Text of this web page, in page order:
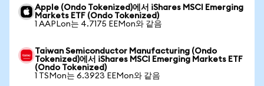
Apple (Ondo Tokenized)에서 iShares MSCI Emerging
Markets ETF (Ondo Tokenized)
1 AAPLon는 4.7175 EEMon와 같음
Taiwan Semiconductor Manufacturing (Ondo
Tokenized)에서 iShares MSCI Emerging Markets ETF
(Ondo Tokenized)
1 TSMon는 6.3923 EEMon와 같음